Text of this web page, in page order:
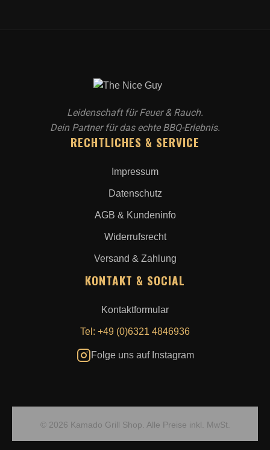
Leidenschaft für Feuer & Rauch.
Dein Partner für das echte BBQ-Erlebnis.
RECHTLICHES & SERVICE
Impressum
Datenschutz
AGB & Kundeninfo
Widerrufsrecht
Versand & Zahlung
KONTAKT & SOCIAL
Kontaktformular
Tel: +49 (0)6321 4846936
Folge uns auf Instagram
© 2026 Kamado Grill Shop. Alle Preise inkl. MwSt.